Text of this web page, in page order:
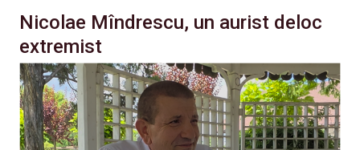
Nicolae Mîndrescu, un aurist deloc
extremist